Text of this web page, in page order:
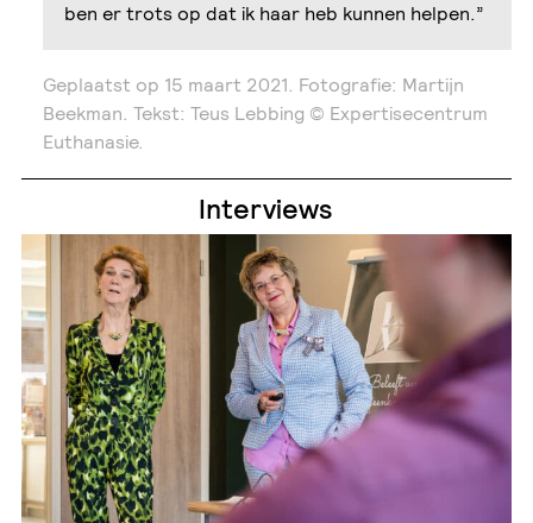
ben er trots op dat ik haar heb kunnen helpen.”
Geplaatst op 15 maart 2021. Fotografie: Martijn
Beekman. Tekst: Teus Lebbing © Expertisecentrum
Euthanasie.
Interviews